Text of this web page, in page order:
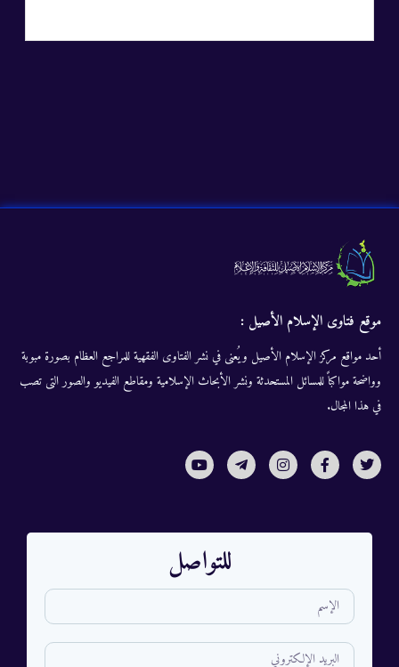
موقع فتاوى الإسلام الأصيل :
أحد مواقع مركز الإسلام الأصيل ويُعنى في نشر الفتاوى الفقهية للمراجع العظام بصورة مبوبة
وواضحة مواكباً للمسائل المستحدثة ونشر الأبحاث الإسلامية ومقاطع الفيديو والصور التى تصب
في هذا المجال.
للتواصل